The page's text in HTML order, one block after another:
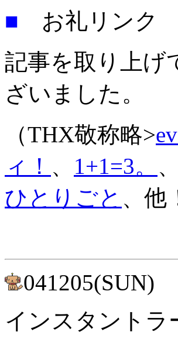
■ お礼リンク
記事を取り上げ
ざいました。
（THX敬称略>
ィ！ 、 1+1=3。 、
ひとりごと 、他
041205(SUN)
インスタントラ